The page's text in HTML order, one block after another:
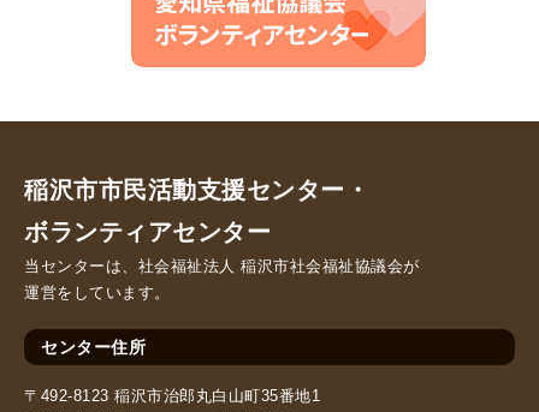
稲沢市市民活動支援センター・
ボランティアセンター
当センターは、社会福祉法人 稲沢市社会福祉協議会が
運営をしています。
センター住所
〒492-8123 稲沢市治郎丸白山町35番地1